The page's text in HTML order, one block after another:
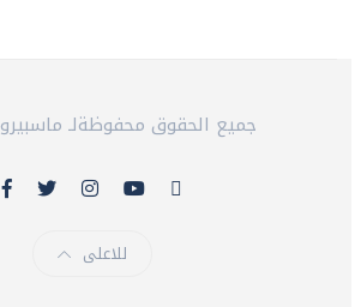
© 2026 جميع الحقوق محفوظةلـ ماسبيرو
للاعلى